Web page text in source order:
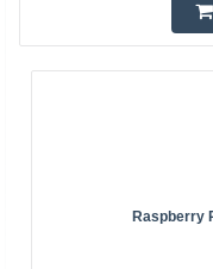
Raspberry